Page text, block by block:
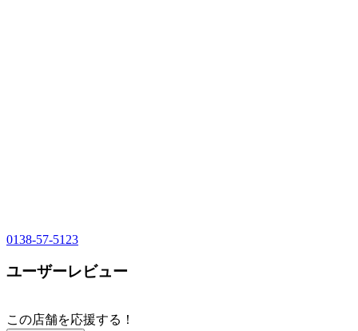
0138-57-5123
ユーザーレビュー
この店舗を応援する！